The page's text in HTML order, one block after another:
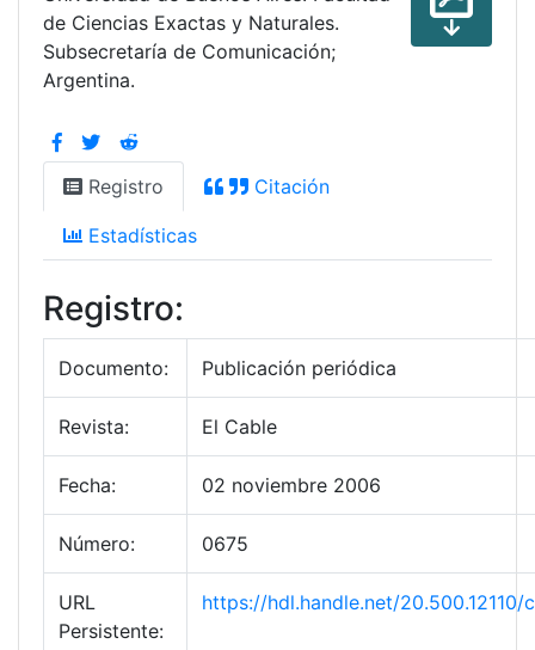
de Ciencias Exactas y Naturales.
Subsecretaría de Comunicación;
Argentina.
Registro Citación
Estadísticas
Registro:
Documento: Publicación periódica
Revista: El Cable
Fecha: 02 noviembre 2006
Número: 0675
URL
Persistente:
https://hdl.handle.net/20.500.12110/